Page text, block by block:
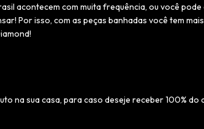
acontecem com muita frequência, ou você
Por isso, com as peças banhadas você tem mais
na sua casa, para caso deseje receber 100%